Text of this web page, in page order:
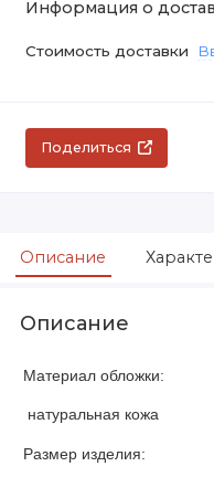
Информация о
Стоимость доставки
Поделиться
Описание
Описание
Материал обложки:
натуральная кожа
Размер изделия: